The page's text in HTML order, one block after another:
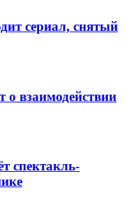
сериал, снятый
о взаимодействии
спектакль-